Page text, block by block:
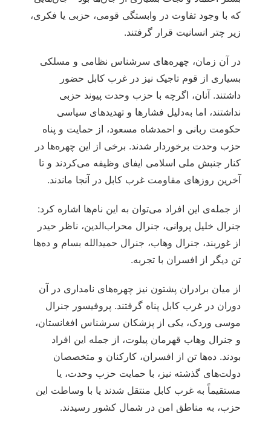
که با وجود تفاوت در وابستگی قومی، حزبی یا فکری،
زیر چتر انسانیت قرار گرفتند.
در آن زمان، چهره‌های سرشناس نظامی و مسلکی
بسیاری از قوم تاجیک نیز در غرب کابل حضور
داشتند. آنان، اگرچه با حزب وحدت پیوند حزبی
نداشتند، اما به‌دلیل فشارها و تهدیدهای سیاسی
حکومت ربانی و احمدشاه مسعود، از حمایت و پناه
حزب وحدت برخوردار شدند. برخی از این چهره‌ها در
کنار جنبش ملی اسلامی ایفای وظیفه می‌کردند و تا
آخرین روزهای مقاومت غرب کابل در آنجا ماندند.
از جمله‌ی این افراد می‌توان به این نام‌ها اشاره کرد:
جنرال خلیل پروانی، جنرال محراب‌الدین، ناظر حیدر
از غوربند، جنرال وهاب، جنرال حمیدالله بسام و ده‌ها
تن دیگر از افسران با تجربه.
از میان برادران پشتون نیز چهره‌های نامداری در آن
دوران در غرب کابل پناه گرفتند. پروفیسور جنرال
موسی وردک، یکی از پزشکان سرشناس افغانستان،
و جنرال وهاب قهرمان پیلوت، از جمله این افراد
بودند. ده‌ها تن از افسران، کارکنان و متخصصان
دولت‌های گذشته نیز، با حمایت حزب وحدت، یا
مستقیماً به غرب کابل منتقل شدند یا با وساطت این
حزب، به مناطق امن در شمال کشور رسیدند.